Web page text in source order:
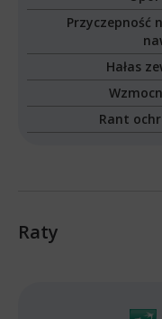
Przyczepność
Hałas
Rant
Raty